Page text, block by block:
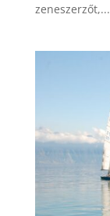
zeneszerzőt,...